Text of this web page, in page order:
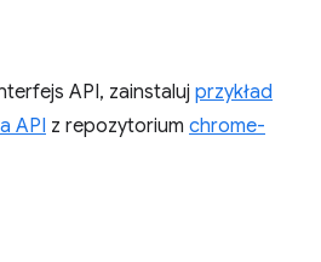
API, zainstaluj przykład
API z repozytorium chrome-